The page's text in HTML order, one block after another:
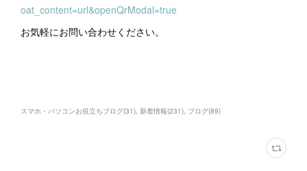
oat_content=url&openQrModal=true
お気軽にお問い合わせください。
スマホ・パソコンお役立ちブログ(31) 新着情報(231) ブログ(89)